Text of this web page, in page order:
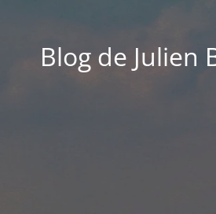
Blog de Julien